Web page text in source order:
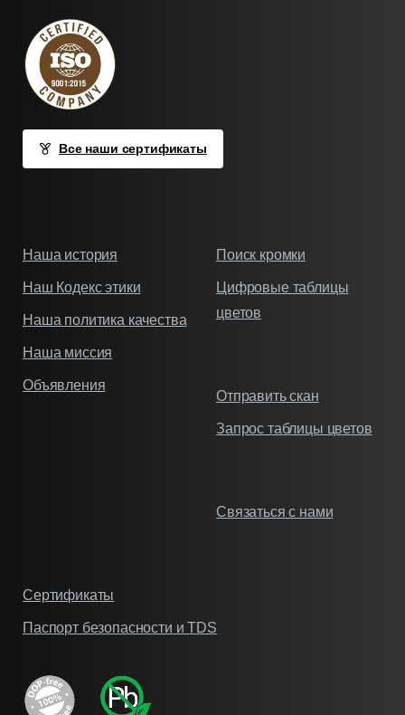
Все наши сертификаты
Наша история
Наш Кодекс этики
Наша политика качества
Наша миссия
Объявления
Поиск кромки
Цифровые таблицы
цветов
Отправить скан
Запрос таблицы цветов
Связаться с нами
Сертификаты
Паспорт безопасности и TDS